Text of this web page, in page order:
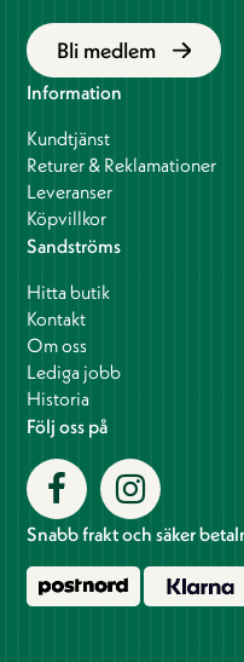
Bli medlem
Information
Kundtjänst
Returer & Reklamationer
Leveranser
Köpvillkor
Sandströms
Hitta butik
Kontakt
Om oss
Lediga jobb
Historia
Följ oss på
Snabb frakt och säker